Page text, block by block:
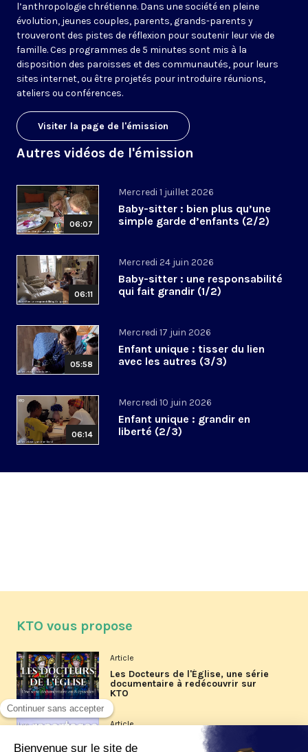
l’anthropologie chrétienne. Dans une société en pleine
évolution, jeunes couples, parents, grands-parents y
trouveront des pistes de réflexion pour soutenir leur vie de
famille. Ces programmes de 5 minutes sont mis à la
disposition des paroisses et des communautés, pour leurs
sites internet, ou être projetés pour introduire réunions,
ateliers ou conférences.
Visiter la page de l'émission
Autres vidéos de l'émission
06:07
Mercredi 1 juillet 2026
Baby-sitter : bien plus qu’une
simple garde d’enfants (2/2)
06:11
Mercredi 24 juin 2026
Baby-sitter : une responsabilité
qui fait grandir (1/2)
05:58
Mercredi 17 juin 2026
Enfant unique : tisser du lien
avec les autres (3/3)
06:14
Mercredi 10 juin 2026
Enfant unique : grandir en
liberté (2/3)
KTO vous propose
Article
Les Docteurs de l'Église, une série
documentaire à redécouvrir sur
KTO
Article
Les reportages d'été 2026 de KTO